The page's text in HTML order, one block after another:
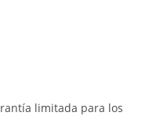
limitada para los